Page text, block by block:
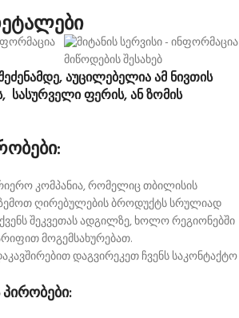
აუცილებელია ამ ნივთის
სასურველი ფერის, ან ზომის
კომპანია, რომელიც თბილისის
ღირებულების ბროდუქტს სრულიად
შეკვეთას ადგილზე, ხოლო რეგიონებში
მოგემსახურებათ.
დაგვირეკეთ ჩვენს საკონტაქტო
პირობები: